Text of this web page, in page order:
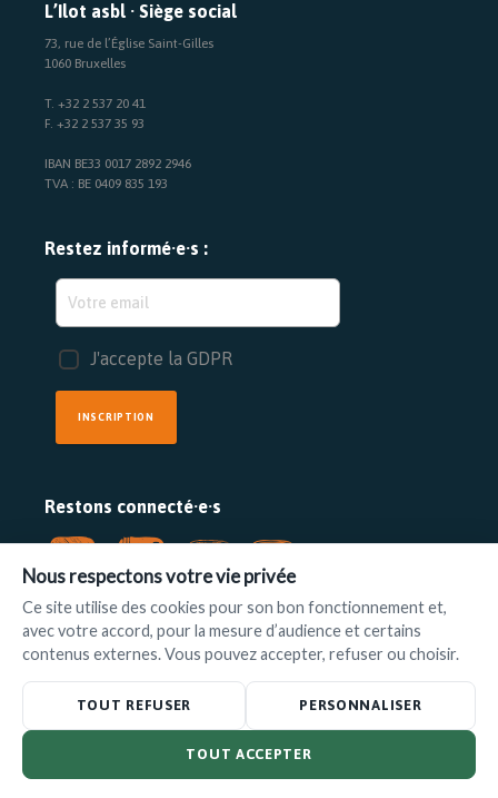
L’Ilot asbl · Siège social
73, rue de l’Église Saint-Gilles
1060 Bruxelles
T. +32 2 537 20 41
F. +32 2 537 35 93
IBAN BE33 0017 2892 2946
TVA : BE 0409 835 193
Restez informé·e·s :
J'accepte la GDPR
INSCRIPTION
Restons connecté·e·s
FAIRE UN DON
www.ilot.be• info@ilot.be
© L'Ilot 2025 –
&
Nous respectons votre vie privée
Ce site utilise des cookies pour son bon fonctionnement et,
avec votre accord, pour la mesure d’audience et certains
contenus externes. Vous pouvez accepter, refuser ou choisir.
TOUT REFUSER PERSONNALISER
TOUT ACCEPTER